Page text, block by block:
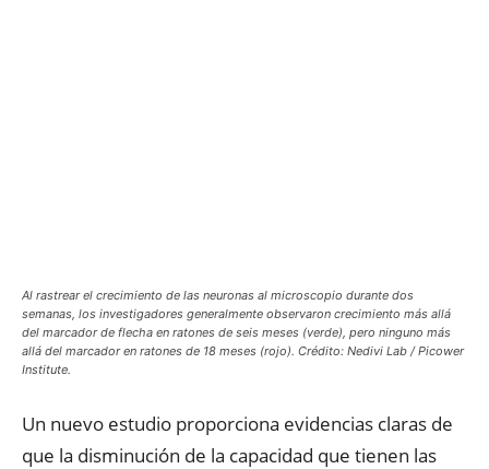
Al rastrear el crecimiento de las neuronas al microscopio durante dos
semanas, los investigadores generalmente observaron crecimiento más allá
del marcador de flecha en ratones de seis meses (verde), pero ninguno más
allá del marcador en ratones de 18 meses (rojo). Crédito: Nedivi Lab / Picower
Institute.
Un nuevo estudio proporciona evidencias claras de
que la disminución de la capacidad que tienen las